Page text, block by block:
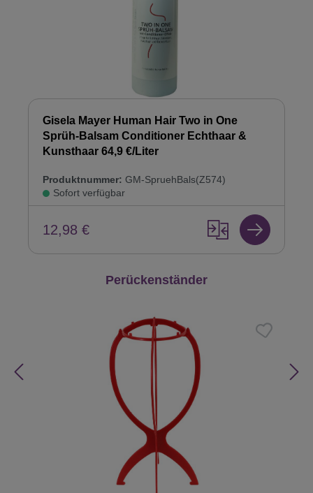
Gisela Mayer Human Hair Two in One
Sprüh-Balsam Conditioner Echthaar &
Kunsthaar 64,9 €/Liter
Produktnummer: GM-SpruehBals(Z574)
Sofort verfügbar
12,98 €
Produktgalerie überspringen
Perückenständer